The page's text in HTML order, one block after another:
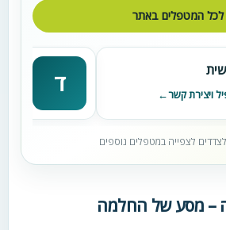
לכל המטפלים באתר
ויצירת קשר ד
לצפייה במטפלים נוספים
– מסע של החלמה